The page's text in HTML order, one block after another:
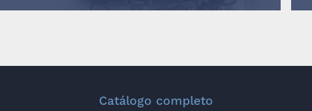
Catálogo completo